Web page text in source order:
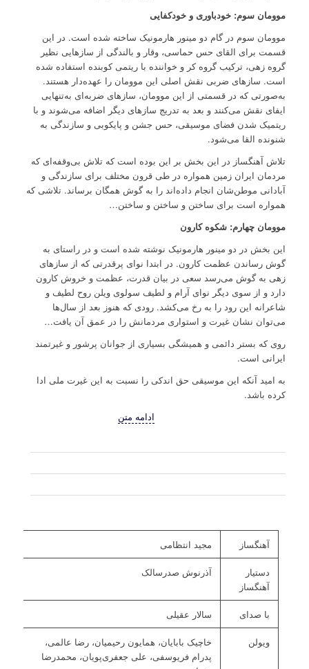
موومان سوم: خودباوری و خودکفایی
موومان سوم در گام دو مینور هارمونیک ساخته شده است. در این
قسمت برای القای حس حماسی، وقار و بالندگی از سازهایی نظیر
گروه زهی، ترکیب گروه کر و خواننده با ریتمی کوبنده استفاده شده
است. سازهای ضربی نقش اصلی این موومان را عهده‌دار هستند.
به‌صورتی که در قسمتی از این موومان، سازهای ضربه‌ای به‌تنهایی
ایفای نقش می‌کنند و بعد به تدریج سازهای دیگر اضافه می‌شوند و با
ریتمیک شدن فضای موسیقی، حس جشن و پایکوبی و سازندگی به
شنونده القا می‌شود.
تلاش آهنگساز در این بخش بر این بوده است که تلاش بی‌وقفه‌ای که
مردمان ایران زمین همواره در طی قرون مختلف برای سازندگی و
آبادانی موطن‌شان انجام داده‌اند را به گوش همگان برساند. تلاشی که
همواره است برای ساختن و ساختن و ساختن…
موومان چهارم: شکوه کارون
این بخش در دو مینور هارمونیک نوشته شده است و در راستای به
گوش رساندن عظمت کارون. در ابتدا نوای پرقدرتی که از سازهای
زهی به گوش می‌رسد سعی در بیان قدرت، عظمت و خروش کارون
دارد و از سوی دیگر نوای آرام و لطیف سولوی ویلن روح لطیف و
شاعرانه این رود را به رخ می‌کشد. رودی که هنوز بعد از سال‌ها
می‌توان نشان غیرت و استواری مردمانش را در عمق آن یافت…
روی که بستر دائمی و همیشگی بسیاری از جوانان پرشور و غیرتمند
ایرانی است.
به امید آنکه این موسیقی حق اندکی را نسبت به این غیرت ملی ادا
کرده باشد.
ادامه متن
آهنگساز مجید انتظامی
دستیار
آهنگساز
آذرنوش صدرسالک
با صدای سالار عقیلی
ویولن
خاچیک بابایان، همایون رحیمیان، رضا عالمی،
پدرام فریوسفی، علی جعفری‌پویان، محمدرضا